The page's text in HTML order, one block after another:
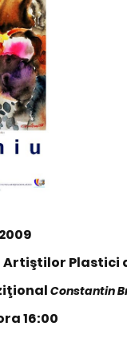
Artiştilor Plastici
Constantin
16:00